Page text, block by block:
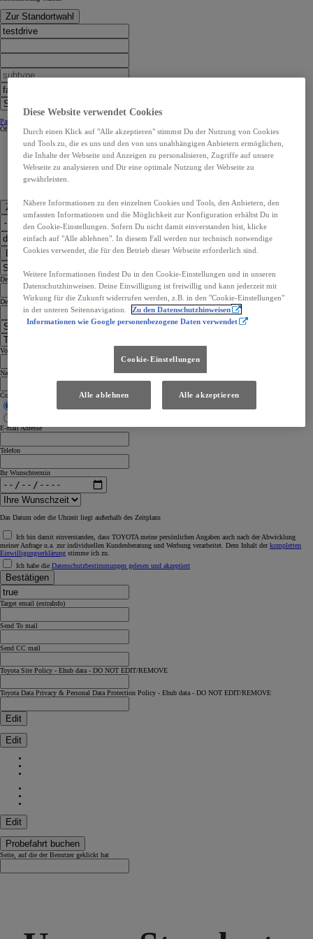
Zur Standortwahl
Partner Kontaktangaben:
Öffnungszeiten
Öffnungszeiten
Zu den Kontaktdaten
Dealer Finder
Dealer Language
Dealer Country
Vorname
Nachname
Contact me by
E-mail Adresse
Telefon
Ihr Wunschtermin
Das Datum oder die Uhrzeit liegt außerhalb des Zeitplans
Ich bin damit einverstanden, dass TOYOTA meine persönlichen Angaben auch nach der Abwicklung
meiner Anfrage u.a. zur individuellen Kundenberatung und Werbung verarbeitet. Dem Inhalt derkompletten
Einwilligungserklärung stimme ich zu.
Ich habe die Datenschutzbestimmungen gelesen und akzeptiert
Bestätigen
Target email (extraInfo)
Send To mail
Send CC mail
Toyota Site Policy - Ehub data - DO NOT EDIT/REMOVE
Toyota Data Privacy & Personal Data Protection Policy - Ehub data - DO NOT EDIT/REMOVE
Edit
Edit
Edit
Probefahrt buchen
Seite, auf die der Benutzer geklickt hat
Diese Website verwendet Cookies
Durch einen Klick auf "Alle akzeptieren" stimmst Du der Nutzung von Cookies
und Tools zu, die es uns und den von uns unabhängigen Anbietern ermöglichen,
die Inhalte der Webseite und Anzeigen zu personalisieren, Zugriffe auf unsere
Webseite zu analysieren und Dir eine optimale Nutzung der Webseite zu
gewährleisten.
Nähere Informationen zu den einzelnen Cookies und Tools, den Anbietern, den
umfassten Informationen und die Möglichkeit zur Konfiguration erhältst Du in
den Cookie-Einstellungen. Sofern Du nicht damit einverstanden bist, klicke
einfach auf "Alle ablehnen". In diesem Fall werden nur technisch notwendige
Cookies verwendet, die für den Betrieb dieser Webseite erforderlich sind.
Weitere Informationen findest Du in den Cookie-Einstellungen und in unseren
Datenschutzhinweisen. Deine Einwilligung ist freiwillig und kann jederzeit mit
Wirkung für die Zukunft widerrufen werden, z.B. in den "Cookie-Einstellungen"
in der unteren Seitennavigation.
Zu den Datenschutzhinweisen
Informationen wie Google personenbezogene Daten verwendet
Cookie-Einstellungen
Alle ablehnen Alle akzeptieren